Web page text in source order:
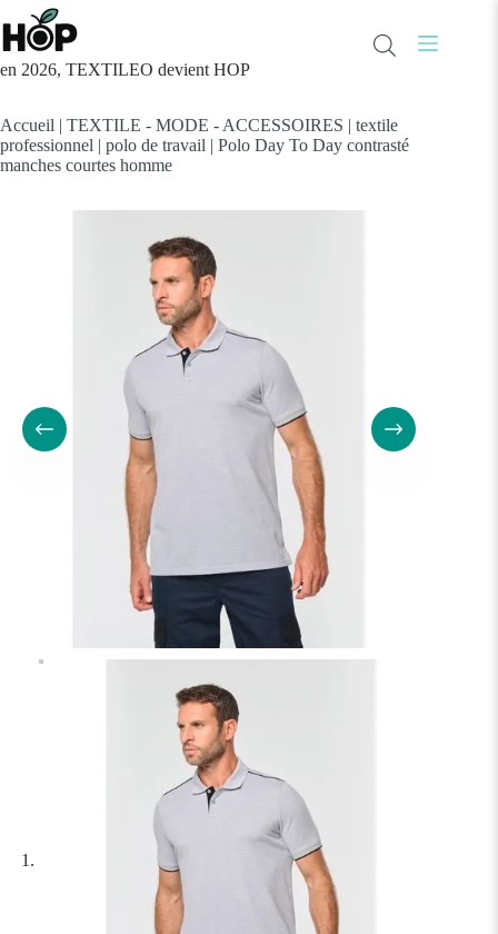
Passer
au
contenu
en 2026, TEXTILEO devient HOP
Accueil | TEXTILE - MODE - ACCESSOIRES | textile
professionnel | polo de travail | Polo Day To Day contrasté
manches courtes homme